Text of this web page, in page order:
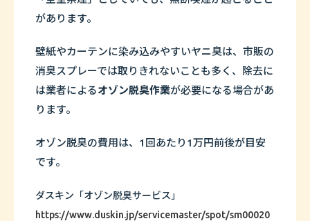
があります。
壁紙やカーテンに染み込みやすいヤニ臭は、市販の
消臭スプレーでは取りきれないことも多く、除去に
は業者によるオゾン脱臭作業が必要になる場合があ
ります。
オゾン脱臭の費用は、1回あたり1万円前後が目安
です。
ダスキン「オゾン脱臭サービス」
https://www.duskin.jp/servicemaster/spot/sm00020